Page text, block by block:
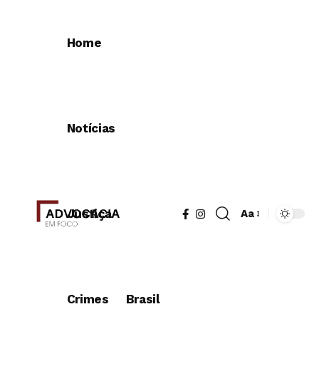
Home
Notícias
Justiça
Crimes Brasil
Aa